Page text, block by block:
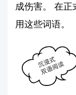
成伤害。 在
用这些词语。